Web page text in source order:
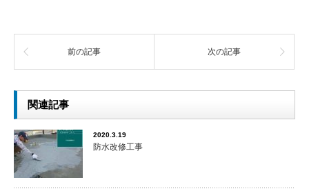
前の記事 次の記事
関連記事
2020.3.19
防水改修工事